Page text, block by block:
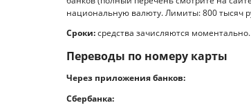
национальную валюту. Лимиты: 800 тысяч
Сроки:средства зачисляются моментально.
Переводы по номеру карты
Через приложения банков:
Сбербанка: